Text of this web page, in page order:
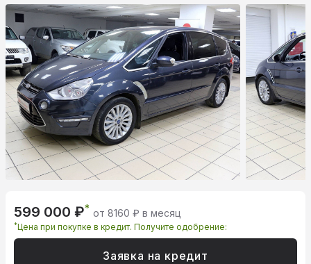
599 000 ₽* от 8160 ₽ в месяц
*Цена при покупке в кредит. Получите одобрение:
Заявка на кредит